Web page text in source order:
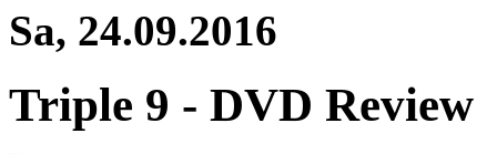
Sa, 24.09.2016
Triple 9 - DVD Review